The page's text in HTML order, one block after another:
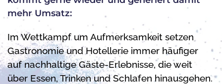
mehr Umsatz:
Im Wettkampf um Aufmerksamkeit setzen
Gastronomie und Hotellerie immer häufiger
auf nachhaltige Gäste-Erlebnisse, die weit
über Essen, Trinken und Schlafen hinausgehen.